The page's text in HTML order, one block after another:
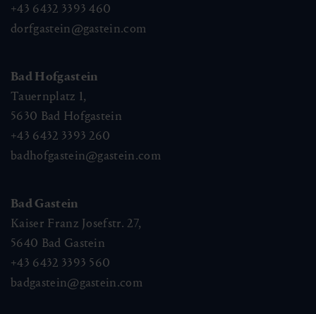
+43 6432 3393 460
dorfgastein@gastein.com
Bad Hofgastein
Tauernplatz 1,
5630 Bad Hofgastein
+43 6432 3393 260
badhofgastein@gastein.com
Bad Gastein
Kaiser Franz Josefstr. 27,
5640 Bad Gastein
+43 6432 3393 560
badgastein@gastein.com